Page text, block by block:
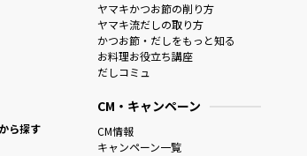
ら探す
ヤマキかつお節の削り方
ヤマキ流だしの取り方
かつお節・だしをもっと知る
お料理お役立ち講座
だしコミュ
CM・キャンペーン
CM情報
キャンペーン一覧